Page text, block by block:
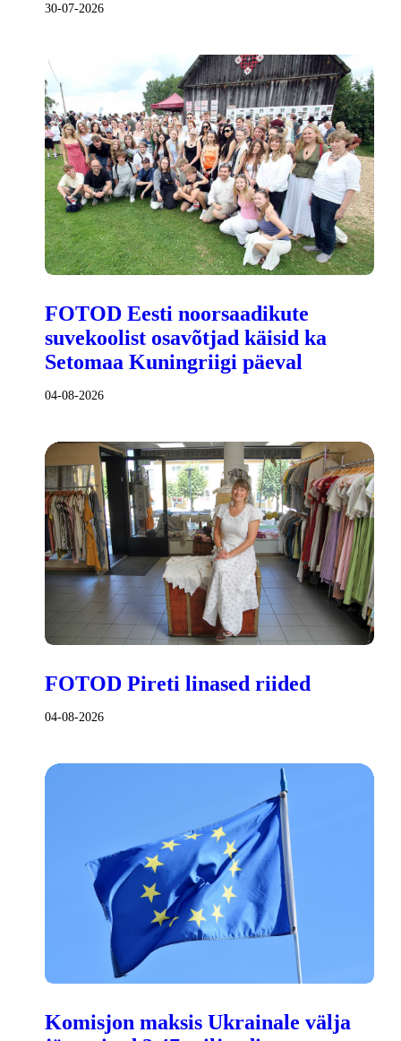
30-07-2026
FOTOD Eesti noorsaadikute
suvekoolist osavõtjad käisid ka
Setomaa Kuningriigi päeval
04-08-2026
FOTOD Pireti linased riided
04-08-2026
Komisjon maksis Ukrainale välja